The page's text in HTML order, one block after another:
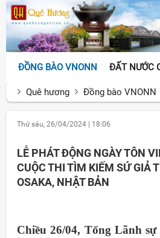
ĐỒNG BÀO VNONN ĐẤT NƯỚC
Quê hương
Đồng bào VNONN
Thứ sáu, 26/04/2024 18:06
LỄ PHÁT ĐỘNG NGÀY TÔN
CUỘC THI TÌM KIẾM SỨ GIẢ
OSAKA, NHẬT BẢN
Chiều 26/04, Tổng Lãnh